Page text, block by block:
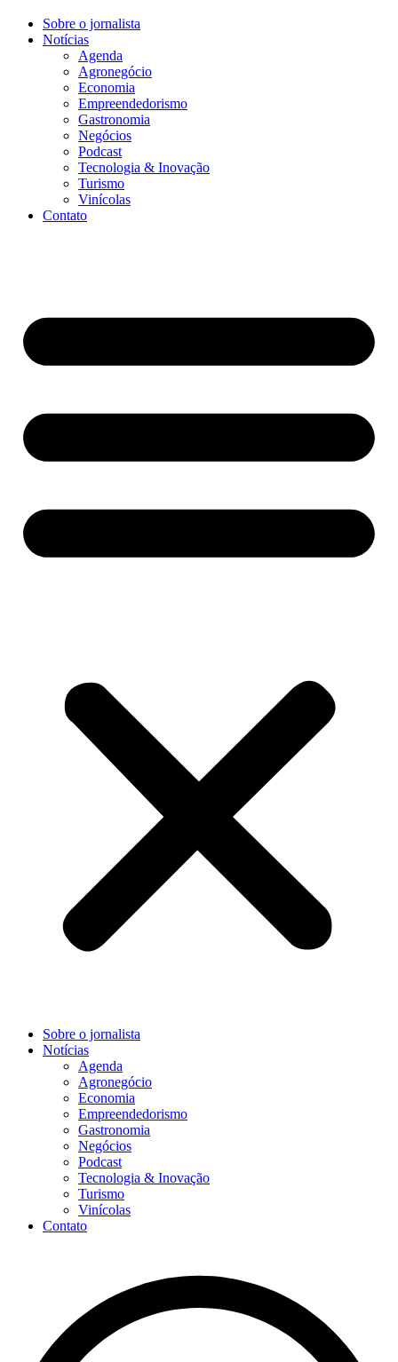
Sobre o jornalista
Notícias
Agenda
Agronegócio
Economia
Empreendedorismo
Gastronomia
Negócios
Podcast
Tecnologia & Inovação
Turismo
Vinícolas
Contato
Sobre o jornalista
Notícias
Agenda
Agronegócio
Economia
Empreendedorismo
Gastronomia
Negócios
Podcast
Tecnologia & Inovação
Turismo
Vinícolas
Contato